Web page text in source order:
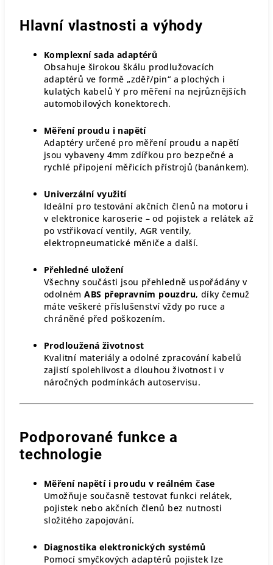
Hlavní vlastnosti a výhody
Komplexní sada adaptérů
Obsahuje širokou škálu prodlužovacích
adaptérů ve formě „zděř/pin“ a plochých i
kulatých kabelů Y pro měření na nejrůznějších
automobilových konektorech.
Měření proudu i napětí
Adaptéry určené pro měření proudu a napětí
jsou vybaveny 4mm zdířkou pro bezpečné a
rychlé připojení měřicích přístrojů (banánkem).
Univerzální využití
Ideální pro testování akčních členů na motoru i
v elektronice karoserie – od pojistek a relátek až
po vstřikovací ventily, AGR ventily,
elektropneumatické měniče a další.
Přehledné uložení
Všechny součásti jsou přehledně uspořádány v
odolnémABS přepravním pouzdru, díky čemuž
máte veškeré příslušenství vždy po ruce a
chráněné před poškozením.
Prodloužená životnost
Kvalitní materiály a odolné zpracování kabelů
zajistí spolehlivost a dlouhou životnost i v
náročných podmínkách autoservisu.
Podporované funkce a
technologie
Měření napětí i proudu v reálném čase
Umožňuje současně testovat funkci relátek,
pojistek nebo akčních členů bez nutnosti
složitého zapojování.
Diagnostika elektronických systémů
Pomocí smyčkových adaptérů pojistek lze